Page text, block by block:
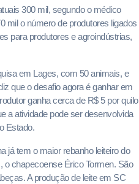
300 mil, segundo o médico
mil o número de produtores ligados
para produtores e agroindústrias,
em Lages, com 50 animais, e
que o desafio agora é ganhar em
ganha cerca de R$ 5 por quilo
a atividade pode ser desenvolvida
Estado.
já tem o maior rebanho leiteiro do
o chapecoense Érico Tormen. São
A produção de leite em SC